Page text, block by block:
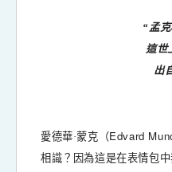
“孟
這世
出
愛德華·蒙克（Edvard
相識？因為這是在表情包